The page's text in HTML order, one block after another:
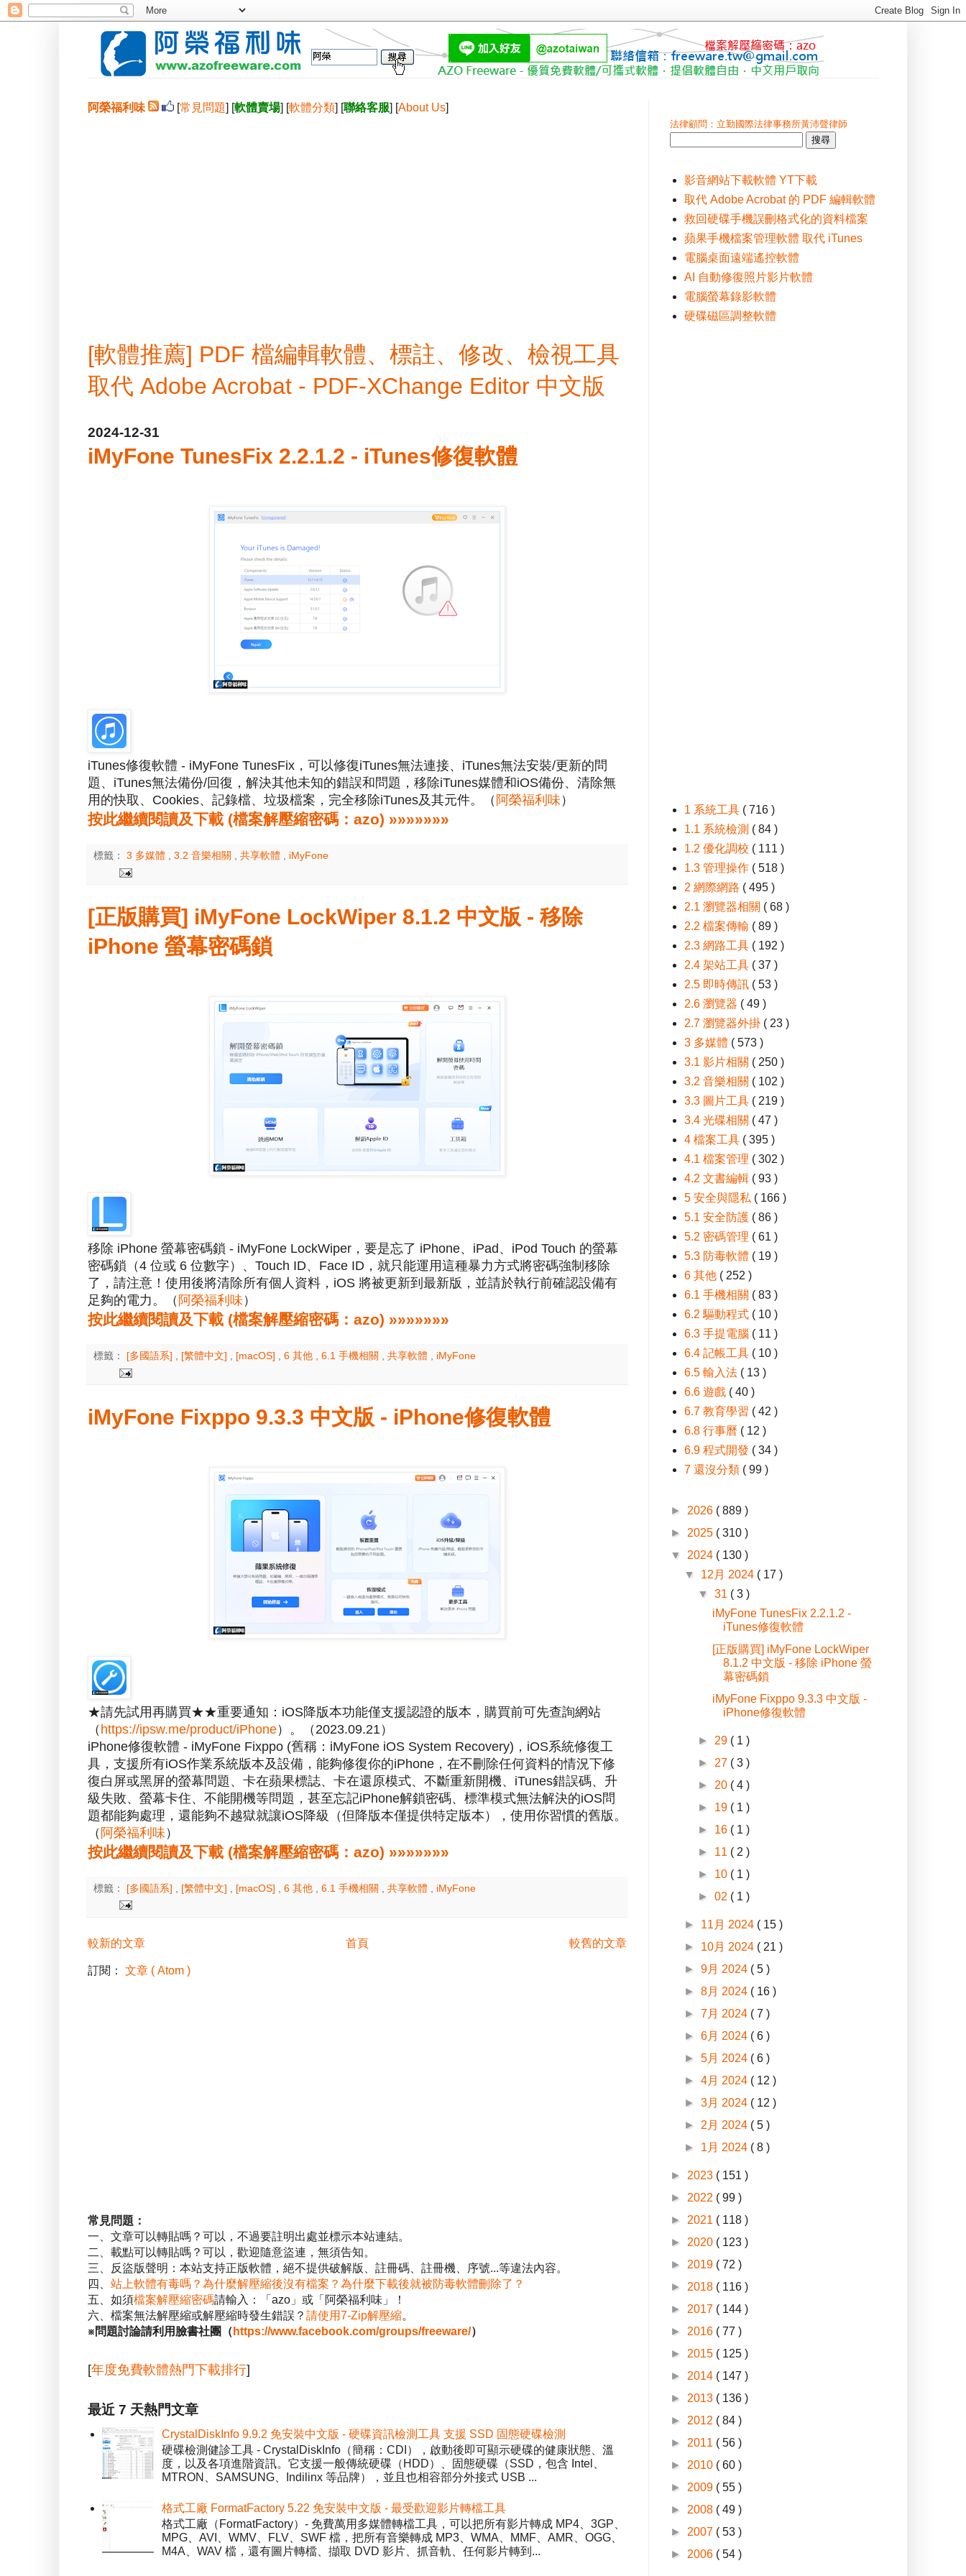
阿榮福利味 [常見問題] [軟體賣場] [軟體分類] [聯絡客服] [About Us]
[軟體推薦] PDF 檔編輯軟體、標註、修改、檢視工具
取代 Adobe Acrobat - PDF-XChange Editor 中文版
2024-12-31
iMyFone TunesFix 2.2.1.2 - iTunes修復軟體
iTunes修復軟體 - iMyFone TunesFix，可以修復iTunes無法連接、iTunes無法安裝/更新的問
題、iTunes無法備份/回復，解決其他未知的錯誤和問題，移除iTunes媒體和iOS備份、清除無
用的快取、Cookies、記錄檔、垃圾檔案，完全移除iTunes及其元件。（ 阿榮福利味 ）
按此繼續閱讀及下載 (檔案解壓縮密碼：azo) »»»»»»»
標籤： 3 多媒體 3.2 音樂相關 共享軟體 iMyFone
[正版購買] iMyFone LockWiper 8.1.2 中文版 - 移除
iPhone 螢幕密碼鎖
移除 iPhone 螢幕密碼鎖 - iMyFone LockWiper，要是忘了 iPhone、iPad、iPod Touch 的螢幕
密碼鎖（4 位或 6 位數字）、Touch ID、Face ID，就只能運用這種暴力方式將密碼強制移除
了，請注意！使用後將清除所有個人資料，iOS 將被更新到最新版，並請於執行前確認設備有
足夠的電力。（ 阿榮福利味 ）
按此繼續閱讀及下載 (檔案解壓縮密碼：azo) »»»»»»»
標籤： [多國語系] , [繁體中文] , [macOS] , 6 其他 , 6.1 手機相關 , 共享軟體 , iMyFone
iMyFone Fixppo 9.3.3 中文版 - iPhone修復軟體
★請先試用再購買★★重要通知：iOS降版本功能僅支援認證的版本，購買前可先查詢網站
（ https://ipsw.me/product/iPhone）。（2023.09.21）
iPhone修復軟體 - iMyFone Fixppo (舊稱：iMyFone iOS System Recovery)，iOS系統修復工
具，支援所有iOS作業系統版本及設備，能夠修復你的iPhone，在不刪除任何資料的情況下修
復白屏或黑屏的螢幕問題、卡在蘋果標誌、卡在還原模式、不斷重新開機、iTunes錯誤碼、升
級失敗、螢幕卡住、不能開機等問題，甚至忘記iPhone解鎖密碼、標準模式無法解決的iOS問
題都能夠處理，還能夠不越獄就讓iOS降級（但降版本僅提供特定版本），使用你習慣的舊版。
（ 阿榮福利味 ）
按此繼續閱讀及下載 (檔案解壓縮密碼：azo) »»»»»»»
標籤： [多國語系] [繁體中文] [macOS] 6 其他 6.1 手機相關 共享軟體 iMyFone
較新的文章 較舊的文章
首頁
訂閱： 文章 ( Atom )
常見問題：
一、文章可以轉貼嗎？可以，不過要註明出處並標示本站連結。
二、載點可以轉貼嗎？可以，歡迎隨意盜連，無須告知。
三、反盜版聲明：本站支持正版軟體，絕不提供破解版、註冊碼、註冊機、序號...等違法內容。
四、 站上軟體有毒嗎？為什麼解壓縮後沒有檔案？為什麼下載後就被防毒軟體刪除了？
五、如須檔案解壓縮密碼請輸入：「azo」或「阿榮福利味」！
六、檔案無法解壓縮或解壓縮時發生錯誤？ 請使用7-Zip解壓縮。
※問題討論請利用臉書社團（ https://www.facebook.com/groups/freeware/）
[年度免費軟體熱門下載排行]
最近 7 天熱門文章
CrystalDiskInfo 9.9.2 免安裝中文版 - 硬碟資訊檢測工具 支援 SSD 固態硬碟檢測
硬碟檢測健診工具 - CrystalDiskInfo（簡稱：CDI），啟動後即可顯示硬碟的健康狀態、溫
度，以及各項進階資訊。它支援一般傳統硬碟（HDD）、固態硬碟（SSD，包含 Intel、
MTRON、SAMSUNG、Indilinx 等品牌），並且也相容部分外接式 USB ...
格式工廠 FormatFactory 5.22 免安裝中文版 - 最受歡迎影片轉檔工具
格式工廠（FormatFactory）- 免費萬用多媒體轉檔工具，可以把所有影片轉成 MP4、3GP、
MPG、AVI、WMV、FLV、SWF 檔，把所有音樂轉成 MP3、WMA、MMF、AMR、OGG、
M4A、WAV 檔，還有圖片轉檔、擷取 DVD 影片、抓音軌、任何影片轉到...
法律顧問：立勤國際法律事務所黃沛聲律師
影音網站下載軟體 YT下載
取代 Adobe Acrobat 的 PDF 編輯軟體
救回硬碟手機誤刪格式化的資料檔案
蘋果手機檔案管理軟體 取代 iTunes
電腦桌面遠端遙控軟體
AI 自動修復照片影片軟體
電腦螢幕錄影軟體
硬碟磁區調整軟體
1 系統工具 ( 716 )
1.1 系統檢測 ( 84 )
1.2 優化調校 ( 111 )
1.3 管理操作 ( 518 )
2 網際網路 ( 495 )
2.1 瀏覽器相關 ( 68 )
2.2 檔案傳輸 ( 89 )
2.3 網路工具 ( 192 )
2.4 架站工具 ( 37 )
2.5 即時傳訊 ( 53 )
2.6 瀏覽器 ( 49 )
2.7 瀏覽器外掛 ( 23 )
3 多媒體 ( 573 )
3.1 影片相關 ( 250 )
3.2 音樂相關 ( 102 )
3.3 圖片工具 ( 219 )
3.4 光碟相關 ( 47 )
4 檔案工具 ( 395 )
4.1 檔案管理 ( 302 )
4.2 文書編輯 ( 93 )
5 安全與隱私 ( 166 )
5.1 安全防護 ( 86 )
5.2 密碼管理 ( 61 )
5.3 防毒軟體 ( 19 )
6 其他 ( 252 )
6.1 手機相關 ( 83 )
6.2 驅動程式 ( 10 )
6.3 手提電腦 ( 11 )
6.4 記帳工具 ( 10 )
6.5 輸入法 ( 13 )
6.6 遊戲 ( 40 )
6.7 教育學習 ( 42 )
6.8 行事曆 ( 12 )
6.9 程式開發 ( 34 )
7 還沒分類 ( 99 )
► 2026 ( 889 )
► 2025 ( 310 )
▼ 2024 ( 130 )
▼ 12月 2024 ( 17 )
▼31 ( 3 )
iMyFone TunesFix 2.2.1.2 -
iTunes修復軟體
[正版購買] iMyFone LockWiper
8.1.2 中文版 - 移除 iPhone 螢
幕密碼鎖
iMyFone Fixppo 9.3.3 中文版 -
iPhone修復軟體
► 29 ( 1 )
► 27 ( 3 )
► 20 ( 4 )
► 19 ( 1 )
► 16 ( 1 )
► 11 ( 2 )
► 10 ( 1 )
►02 ( 1 )
► 11月 2024 ( 15 )
► 10月 2024 ( 21 )
►9月 2024 ( 5 )
►8月 2024 ( 16 )
►7月 2024 ( 7 )
►6月 2024 ( 6 )
►5月 2024 ( 6 )
►4月 2024 ( 12 )
►3月 2024 ( 12 )
► 2月 2024 ( 5 )
► 1月 2024 ( 8 )
► 2023 ( 151 )
► 2022 ( 99 )
► 2021 ( 118 )
► 2020 ( 123 )
► 2019 ( 72 )
► 2018 ( 116 )
► 2017 ( 144 )
► 2016 ( 77 )
► 2015 ( 125 )
► 2014 ( 147 )
► 2013 ( 136 )
► 2012 ( 84 )
► 2011 ( 56 )
► 2010 ( 60 )
► 2009 ( 55 )
► 2008 ( 49 )
► 2007 ( 53 )
► 2006 ( 54 )